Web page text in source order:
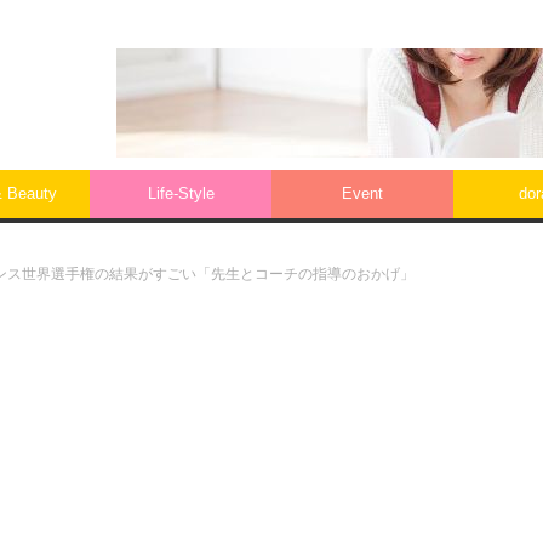
Beauty Life‐Style Event
世界選手権の結果がすごい「先生とコーチの指導のおかげ」